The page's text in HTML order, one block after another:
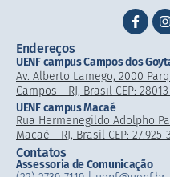
Endereços
UENF campus Campos dos
Av. Alberto Lamego, 2000
Campos - RJ, Brasil CEP:
UENF campus Macaé
Rua Hermenegildo Adolpho
Macaé - RJ, Brasil CEP: 27.925-
Contatos
Assessoria de Comunicação